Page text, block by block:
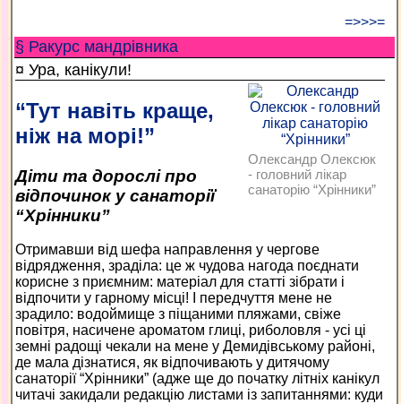
=>>>=
§ Ракурс мандрівника
¤ Ура, канікули!
Олександр Олексюк
- головний лікар
санаторію “Хрінники”
“Тут навіть краще,
ніж на морі!”
Діти та дорослі про
відпочинок у санаторії
“Хрінники”
Отримавши від шефа направлення у чергове
відрядження, зраділа: це ж чудова нагода поєднати
корисне з приємним: матеріал для статті зібрати і
відпочити у гарному місці! І передчуття мене не
зрадило: водоймище з піщаними пляжами, свіже
повітря, насичене ароматом глиці, риболовля - усі ці
земні радощі чекали на мене у Демидівському районі,
де мала дізнатися, як відпочивають у дитячому
санаторії “Хрінники” (адже ще до початку літніх канікул
читачі закидали редакцію листами із запитаннями: куди